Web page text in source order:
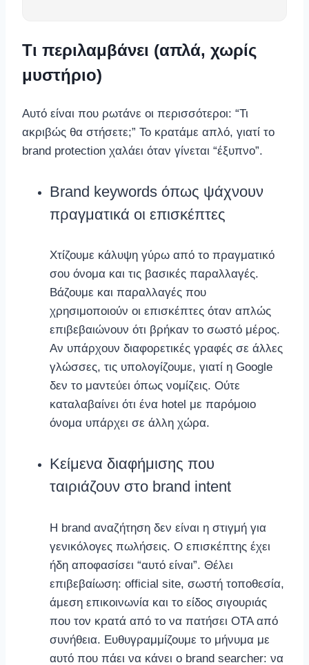
Τι περιλαμβάνει (απλά, χωρίς
μυστήριο)
Αυτό είναι που ρωτάνε οι περισσότεροι: “Τι
ακριβώς θα στήσετε;” Το κρατάμε απλό, γιατί το
brand protection χαλάει όταν γίνεται “έξυπνο”.
Brand keywords όπως ψάχνουν
πραγματικά οι επισκέπτες
Χτίζουμε κάλυψη γύρω από το πραγματικό
σου όνομα και τις βασικές παραλλαγές.
Βάζουμε και παραλλαγές που
χρησιμοποιούν οι επισκέπτες όταν απλώς
επιβεβαιώνουν ότι βρήκαν το σωστό μέρος.
Αν υπάρχουν διαφορετικές γραφές σε άλλες
γλώσσες, τις υπολογίζουμε, γιατί η Google
δεν το μαντεύει όπως νομίζεις. Ούτε
καταλαβαίνει ότι ένα hotel με παρόμοιο
όνομα υπάρχει σε άλλη χώρα.
Κείμενα διαφήμισης που
ταιριάζουν στο brand intent
Η brand αναζήτηση δεν είναι η στιγμή για
γενικόλογες πωλήσεις. Ο επισκέπτης έχει
ήδη αποφασίσει “αυτό είναι”. Θέλει
επιβεβαίωση: official site, σωστή τοποθεσία,
άμεση επικοινωνία και το είδος σιγουριάς
που τον κρατά από το να πατήσει OTA από
συνήθεια. Ευθυγραμμίζουμε το μήνυμα με
αυτό που πάει να κάνει ο brand searcher: να